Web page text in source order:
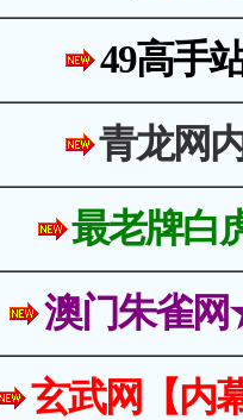
49高手
青龙网
最老牌白
澳门朱雀
玄武网【内